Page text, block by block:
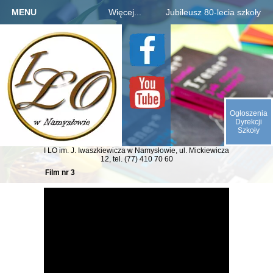
Film nr 3
MENU
Strona główna
O nas
Galeria
Kontakt
Więcej...
Szkoła
Kandydaci
Uczniowie
Rodzice
E-SZKOŁA
Jubileusz 80-lecia szkoły
Informacje o jubileuszu
Rejestracja absolwentów
Płatności za zjazd, bal
Fotogaleria archiwaliów
Kalendarium 1945-2025
Animacje (liczby, daty)
Odliczamy dni do zjazdu
Ogłoszenia
Dyrekcji
Szkoły
I LO im. J. Iwaszkiewicza w Namysłowie, ul. Mickiewicza
12, tel. (77) 410 70 60